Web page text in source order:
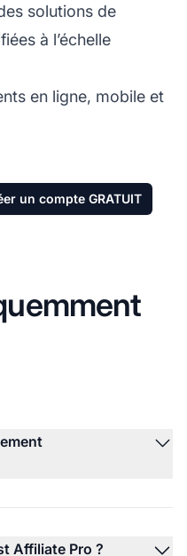
solutions de
à l’échelle
en ligne, mobile et
un compte GRATUIT
Affiliate Pro ?